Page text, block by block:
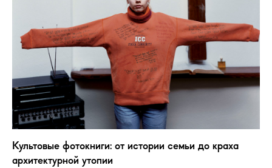
Культовые фотокниги: от истории семьи до краха
архитектурной утопии